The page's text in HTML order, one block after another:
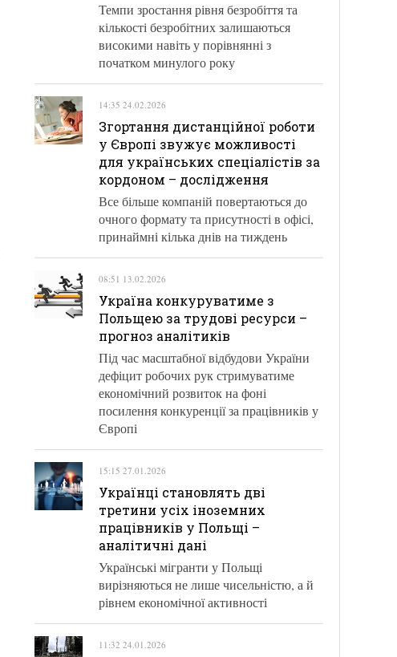
Темпи зростання рівня безробіття та
кількості безробітних залишаються
високими навіть у порівнянні з
початком минулого року
14:35 24.02.2026
Згортання дистанційної роботи
у Європі звужує можливості
для українських спеціалістів за
кордоном – дослідження
Все більше компаній повертаються до
очного формату та присутності в офісі,
принаймні кілька днів на тиждень
08:51 13.02.2026
Україна конкуруватиме з
Польщею за трудові ресурси –
прогноз аналітиків
Під час масштабної відбудови України
дефіцит робочих рук стримуватиме
економічний розвиток на фоні
посилення конкуренції за працівників у
Європі
15:15 27.01.2026
Українці становлять дві
третини усіх іноземних
працівників у Польщі –
аналітичні дані
Українські мігранти у Польщі
вирізняються не лише чисельністю, а й
рівнем економічної активності
11:32 24.01.2026